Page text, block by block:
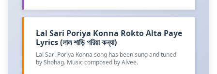
Lal Sari Poriya Konna Rokto Alta Paye
Lyrics (লাল শাড়ি পরিয়া কন্যা)
Lal Sari Poriya Konna song has been sung and tuned
by Shohag. Music composed by Alvee.